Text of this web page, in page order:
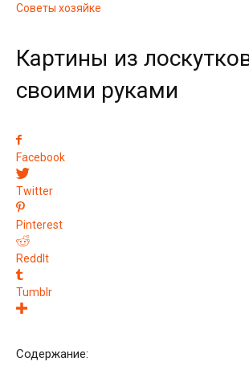
Советы хозяйке
Картины из
своими руками
Facebook
Twitter
Pinterest
ReddIt
Tumblr
Содержание: